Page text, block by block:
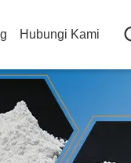
Hubungi Kami